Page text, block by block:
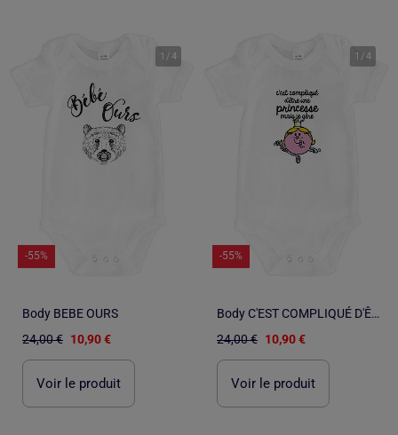
1 /4
-55%
Body BEBE OURS
24,00 € 10,90 €
Voir le produit
1 /4
-55%
Body C'EST COMPLIQUÉ D'ÊTRE UNE PRINCESSE
24,00 € 10,90 €
Voir le produit